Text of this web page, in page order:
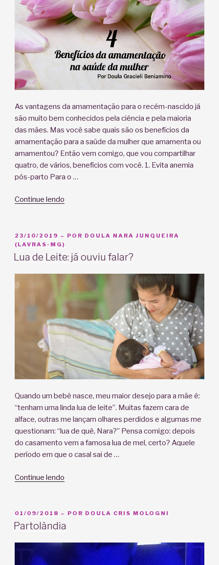
As vantagens da amamentação para o recém-nascido já
são muito bem conhecidos pela ciência e pela maioria
das mães. Mas você sabe quais são os benefícios da
amamentação para a saúde da mulher que amamenta ou
amamentou? Então vem comigo, que vou compartilhar
quatro, de vários, benefícios com você. 1. Evita anemia
pós-parto Para o …
Continue lendo
amamentação
saúde
PUBLICADO
EM
23/10/2019 – POR DOULA NARA JUNQUEIRA
(LAVRAS-MG)
Lua de Leite: já ouviu falar?
Quando um bebê nasce, meu maior desejo para a mãe é:
“tenham uma linda lua de leite”. Muitas fazem cara de
alface, outras me lançam olhares perdidos e algumas me
questionam: “lua de quê, Nara?” Pensa comigo: depois
do casamento vem a famosa lua de mel, certo? Aquele
período em que o casal sai de …
Continue lendo
já
ouviu
PUBLICADO
EM
01/09/2018 – POR DOULA CRIS MOLOGNI
Partolândia